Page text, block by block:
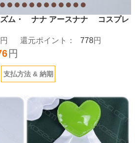
ズム・ ナナ アースナナ コスプレ
円 還元ポイント： 778円
円
支払方法 & 納期